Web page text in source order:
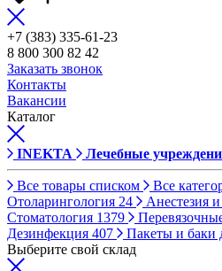
+7 (383) 335-61-23
8 800 300 82 42
Заказать звонок
Контакты
Вакансии
Каталог
INEKTA Лечебные
Все товары списком Все
Отоларингология 24 Анестезия
Стоматология 1379
Дезинфекция 407 Пакеты и баки
Выберите свой склад